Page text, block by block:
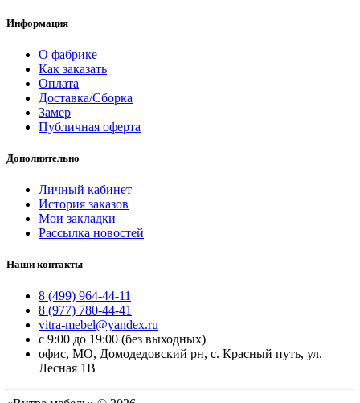
Информация
О фабрике
Как заказать
Оплата
Доставка/Сборка
Замер
Публичная оферта
Дополнительно
Личный кабинет
История заказов
Мои закладки
Рассылка новостей
Наши контакты
8 (499) 964-44-11
8 (977) 780-44-41
vitra-mebel@yandex.ru
с 9:00 до 19:00 (без выходных)
офис, МО, Домодедовский рн, с. Красный путь, ул.
Лесная 1В